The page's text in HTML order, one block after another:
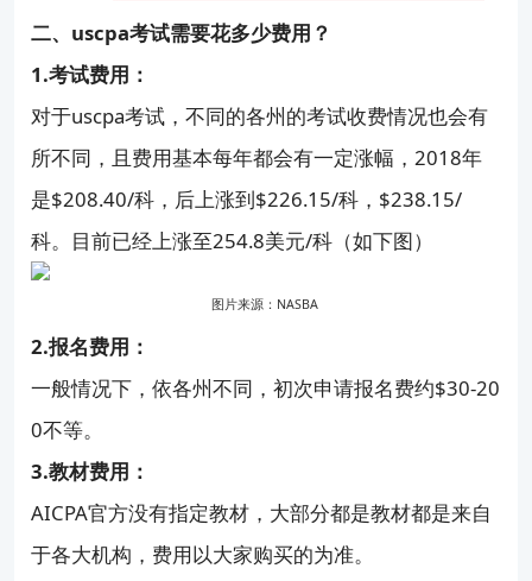
二、uscpa考试需要花多少费用？
1.考试费用：
对于uscpa考试，不同的各州的考试收费情况也会有
所不同，且费用基本每年都会有一定涨幅，2018年
是$208.40/科，后上涨到$226.15/科，$238.15/
科。目前已经上涨至254.8美元/科（如下图）
图片来源：NASBA
2.报名费用：
一般情况下，依各州不同，初次申请报名费约$30-20
0不等。
3.教材费用：
AICPA官方没有指定教材，大部分都是教材都是来自
于各大机构，费用以大家购买的为准。